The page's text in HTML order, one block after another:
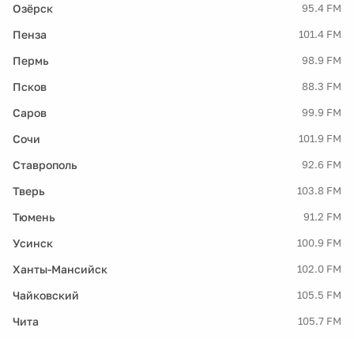
Озёрск 95.4 FM
Пенза 101.4 FM
Пермь 98.9 FM
Псков 88.3 FM
Саров 99.9 FM
Сочи 101.9 FM
Ставрополь 92.6 FM
Тверь 103.8 FM
Тюмень 91.2 FM
Усинск 100.9 FM
Ханты-Мансийск 102.0 FM
Чайковский 105.5 FM
Чита 105.7 FM